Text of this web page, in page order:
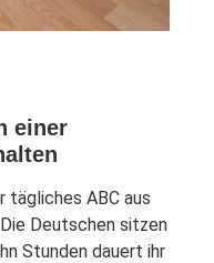
einer
tägliches ABC aus
Deutschen sitzen
Stunden dauert ihr